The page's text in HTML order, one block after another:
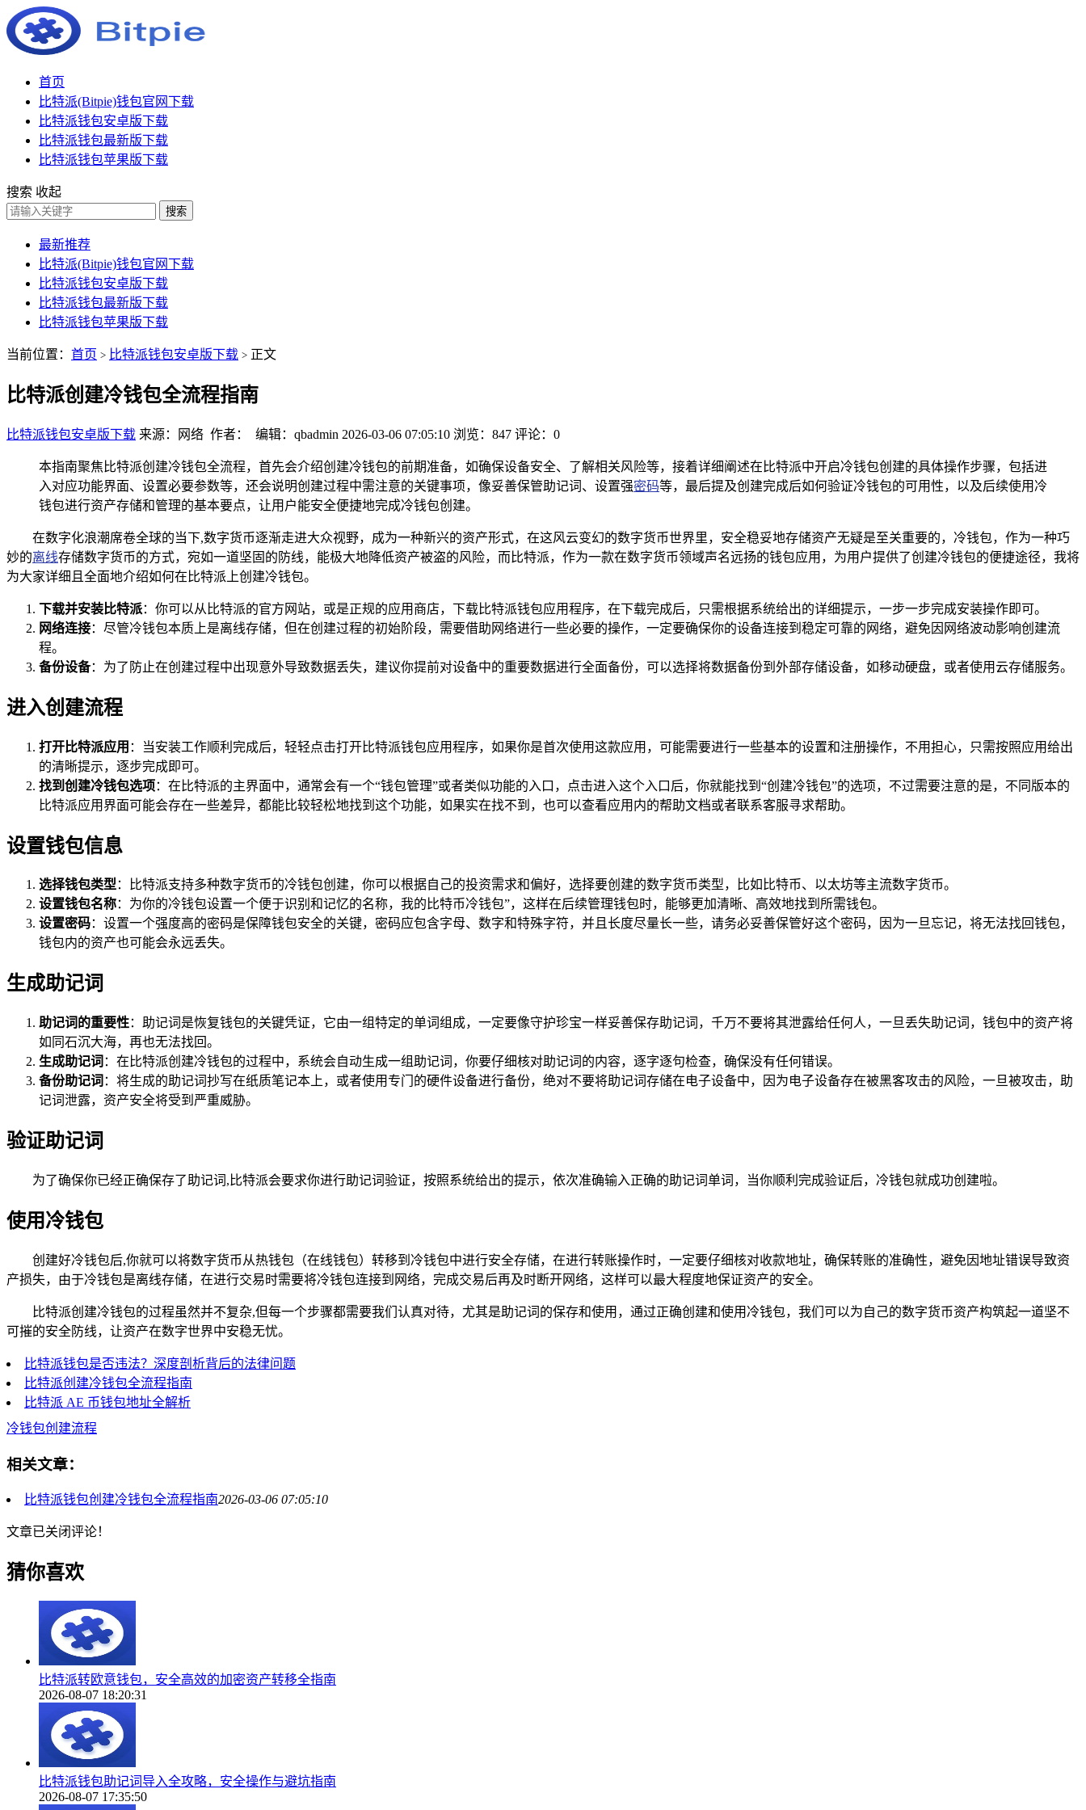
首页
比特派(Bitpie)钱包官网下载
比特派钱包安卓版下载
比特派钱包最新版下载
比特派钱包苹果版下载
搜索 收起
搜索
最新推荐
比特派(Bitpie)钱包官网下载
比特派钱包安卓版下载
比特派钱包最新版下载
比特派钱包苹果版下载
当前位置： 首页 > 比特派钱包安卓版下载 > 正文
比特派创建冷钱包全流程指南
比特派钱包安卓版下载 来源：网络 作者： 编辑：qbadmin 2026-03-06 07:05:10 浏览：847 评论：0
本指南聚焦比特派创建冷钱包全流程，首先会介绍创建冷钱包的前期准备，如确保设备安全、了解相关风险等，接着详细阐述在比特派中开启冷钱包创建的具体操作步骤，包括进
入对应功能界面、设置必要参数等，还会说明创建过程中需注意的关键事项，像妥善保管助记词、设置强密码等，最后提及创建完成后如何验证冷钱包的可用性，以及后续使用冷
钱包进行资产存储和管理的基本要点，让用户能安全便捷地完成冷钱包创建。
在数字化浪潮席卷全球的当下,数字货币逐渐走进大众视野，成为一种新兴的资产形式，在这风云变幻的数字货币世界里，安全稳妥地存储资产无疑是至关重要的，冷钱包，作为一种巧
妙的离线存储数字货币的方式，宛如一道坚固的防线，能极大地降低资产被盗的风险，而比特派，作为一款在数字货币领域声名远扬的钱包应用，为用户提供了创建冷钱包的便捷途径，我将
为大家详细且全面地介绍如何在比特派上创建冷钱包。
下载并安装比特派：你可以从比特派的官方网站，或是正规的应用商店，下载比特派钱包应用程序，在下载完成后，只需根据系统给出的详细提示，一步一步完成安装操作即可。
网络连接：尽管冷钱包本质上是离线存储，但在创建过程的初始阶段，需要借助网络进行一些必要的操作，一定要确保你的设备连接到稳定可靠的网络，避免因网络波动影响创建流
程。
备份设备：为了防止在创建过程中出现意外导致数据丢失，建议你提前对设备中的重要数据进行全面备份，可以选择将数据备份到外部存储设备，如移动硬盘，或者使用云存储服务。
进入创建流程
打开比特派应用 ：当安装工作顺利完成后，轻轻点击打开比特派钱包应用程序，如果你是首次使用这款应用，可能需要进行一些基本的设置和注册操作，不用担心，只需按照应用给出
的清晰提示，逐步完成即可。
找到创建冷钱包选项 ：在比特派的主界面中，通常会有一个“钱包管理”或者类似功能的入口，点击进入这个入口后，你就能找到“创建冷钱包”的选项，不过需要注意的是，不同版本的
比特派应用界面可能会存在一些差异，都能比较轻松地找到这个功能，如果实在找不到，也可以查看应用内的帮助文档或者联系客服寻求帮助。
设置钱包信息
选择钱包类型：比特派支持多种数字货币的冷钱包创建，你可以根据自己的投资需求和偏好，选择要创建的数字货币类型，比如比特币、以太坊等主流数字货币。
设置钱包名称：为你的冷钱包设置一个便于识别和记忆的名称，我的比特币冷钱包”，这样在后续管理钱包时，能够更加清晰、高效地找到所需钱包。
设置密码：设置一个强度高的密码是保障钱包安全的关键，密码应包含字母、数字和特殊字符，并且长度尽量长一些，请务必妥善保管好这个密码，因为一旦忘记，将无法找回钱包，
钱包内的资产也可能会永远丢失。
生成助记词
助记词的重要性：助记词是恢复钱包的关键凭证，它由一组特定的单词组成，一定要像守护珍宝一样妥善保存助记词，千万不要将其泄露给任何人，一旦丢失助记词，钱包中的资产将
如同石沉大海，再也无法找回。
生成助记词 ：在比特派创建冷钱包的过程中，系统会自动生成一组助记词，你要仔细核对助记词的内容，逐字逐句检查，确保没有任何错误。
备份助记词 ：将生成的助记词抄写在纸质笔记本上，或者使用专门的硬件设备进行备份，绝对不要将助记词存储在电子设备中，因为电子设备存在被黑客攻击的风险，一旦被攻击，助
记词泄露，资产安全将受到严重威胁。
验证助记词
为了确保你已经正确保存了助记词,比特派会要求你进行助记词验证，按照系统给出的提示，依次准确输入正确的助记词单词，当你顺利完成验证后，冷钱包就成功创建啦。
使用冷钱包
创建好冷钱包后,你就可以将数字货币从热钱包（在线钱包）转移到冷钱包中进行安全存储，在进行转账操作时，一定要仔细核对收款地址，确保转账的准确性，避免因地址错误导致资
产损失，由于冷钱包是离线存储，在进行交易时需要将冷钱包连接到网络，完成交易后再及时断开网络，这样可以最大程度地保证资产的安全。
比特派创建冷钱包的过程虽然并不复杂,但每一个步骤都需要我们认真对待，尤其是助记词的保存和使用，通过正确创建和使用冷钱包，我们可以为自己的数字货币资产构筑起一道坚不
可摧的安全防线，让资产在数字世界中安稳无忧。
比特派钱包是否违法？深度剖析背后的法律问题
比特派创建冷钱包全流程指南
比特派 AE 币钱包地址全解析
冷钱包创建流程
相关文章：
比特派钱包创建冷钱包全流程指南2026-03-06 07:05:10
文章已关闭评论！
猜你喜欢
比特派转欧意钱包，安全高效的加密资产转移全指南
2026-08-07 18:20:31
比特派钱包助记词导入全攻略，安全操作与避坑指南
2026-08-07 17:35:50